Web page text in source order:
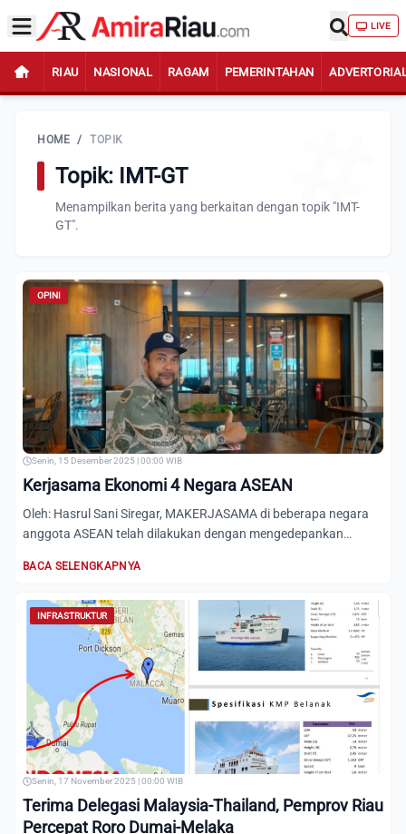
LIVE
RIAU NASIONAL RAGAM PEMERINTAHAN
HOME / TOPIK
Topik: IMT-GT
Menampilkan berita yang berkaitan dengan topik "IMT-
GT".
OPINI
Senin, 15 Desember 2025 | 00:00 WIB
Kerjasama Ekonomi 4 Negara ASEAN
Oleh: Hasrul Sani Siregar, MAKERJASAMA di beberapa negara
anggota ASEAN telah dilakukan dengan mengedepankan
BACA SELENGKAPNYA
INFRASTRUKTUR
Senin, 17 November 2025 | 00:00 WIB
Terima Delegasi Malaysia-Thailand, Pemprov Riau
Percepat Roro Dumai-Melaka